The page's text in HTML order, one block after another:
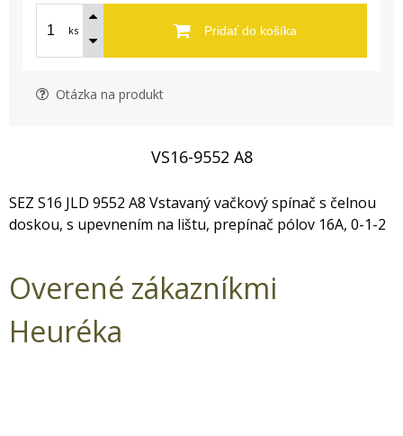
ks Pridať do košíka
Otázka na produkt
VS16-9552 A8
SEZ S16 JLD 9552 A8 Vstavaný vačkový spínač s čelnou
doskou, s upevnením na lištu, prepínač pólov 16A, 0-1-2
Overené zákazníkmi
Heuréka